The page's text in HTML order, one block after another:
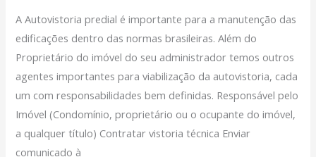
A Autovistoria predial é importante para a manutenção das
edificações dentro das normas brasileiras. Além do
Proprietário do imóvel do seu administrador temos outros
agentes importantes para viabilização da autovistoria, cada
um com responsabilidades bem definidas. Responsável pelo
Imóvel (Condomínio, proprietário ou o ocupante do imóvel,
a qualquer título) Contratar vistoria técnica Enviar
comunicado à